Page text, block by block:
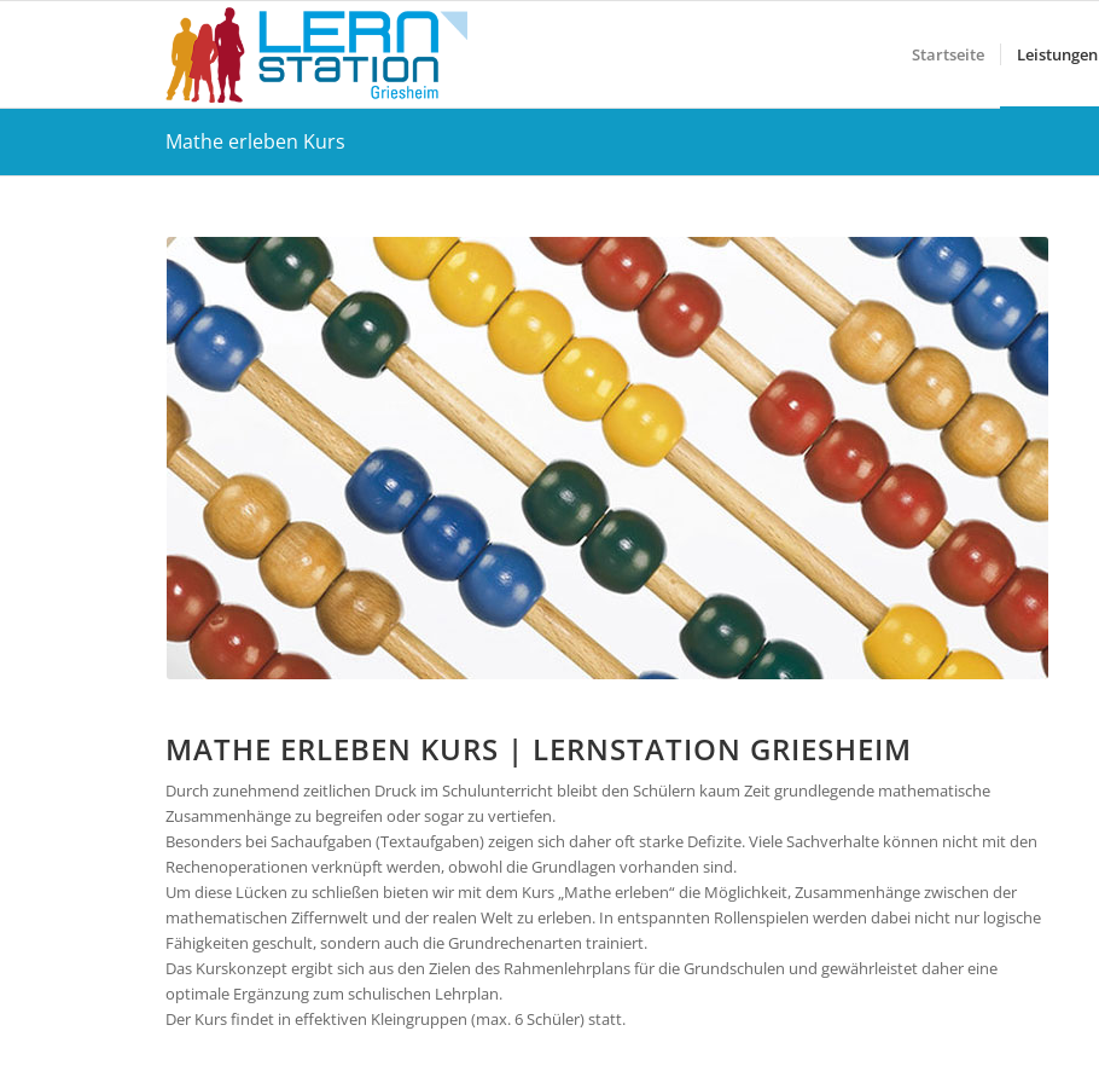
Startseite Leistungen
Mathe erleben Kurs
MATHE ERLEBEN KURS | LERNSTATION GRIESHEIM
Durch zunehmend zeitlichen Druck im Schulunterricht bleibt den Schülern kaum Zeit grundlegende mathematische
Zusammenhänge zu begreifen oder sogar zu vertiefen.
Besonders bei Sachaufgaben (Textaufgaben) zeigen sich daher oft starke Defizite. Viele Sachverhalte können nicht mit den
Rechenoperationen verknüpft werden, obwohl die Grundlagen vorhanden sind.
Um diese Lücken zu schließen bieten wir mit dem Kurs „Mathe erleben“ die Möglichkeit, Zusammenhänge zwischen der
mathematischen Ziffernwelt und der realen Welt zu erleben. In entspannten Rollenspielen werden dabei nicht nur logische
Fähigkeiten geschult, sondern auch die Grundrechenarten trainiert.
Das Kurskonzept ergibt sich aus den Zielen des Rahmenlehrplans für die Grundschulen und gewährleistet daher eine
optimale Ergänzung zum schulischen Lehrplan.
Der Kurs findet in effektiven Kleingruppen (max. 6 Schüler) statt.